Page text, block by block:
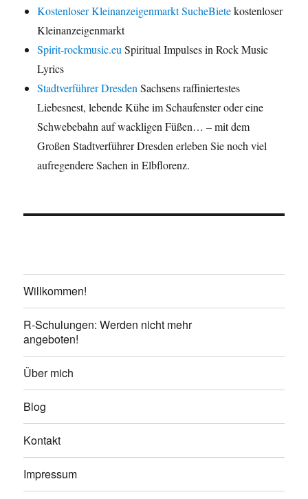
Kostenloser Kleinanzeigenmarkt SucheBietekostenloser
Kleinanzeigenmarkt
Spirit-rockmusic.eu Spiritual Impulses in Rock Music
Lyrics
Stadtverführer Dresden Sachsens raffiniertestes
Liebesnest, lebende Kühe im Schaufenster oder eine
Schwebebahn auf wackligen Füßen… – mit dem
Großen Stadtverführer Dresden erleben Sie noch viel
aufregendere Sachen in Elbflorenz.
Willkommen!
R-Schulungen: Werden nicht mehr
angeboten!
Über mich
Blog
Kontakt
Impressum